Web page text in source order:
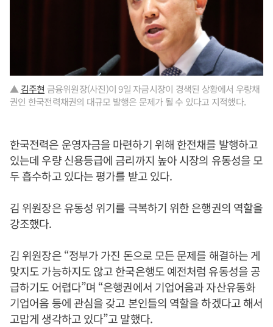
▲ 김주현 금융위원장(사진)이 9일 자금시장이 경색된 상황에서 우량채
권인 한국전력채권의 대규모 발행은 문제가 될 수 있다고 지적했다.
한국전력은 운영자금을 마련하기 위해 한전채를 발행하고
있는데 우량 신용등급에 금리까지 높아 시장의 유동성을 모
두 흡수하고 있다는 평가를 받고 있다.
김 위원장은 유동성 위기를 극복하기 위한 은행권의 역할을
강조했다.
김 위원장은 “정부가 가진 돈으로 모든 문제를 해결하는 게
맞지도 가능하지도 않고 한국은행도 예전처럼 유동성을 공
급하기도 어렵다”며 “은행권에서 기업어음과 자산유동화
기업어음 등에 관심을 갖고 본인들의 역할을 하겠다고 해서
고맙게 생각하고 있다”고 말했다.